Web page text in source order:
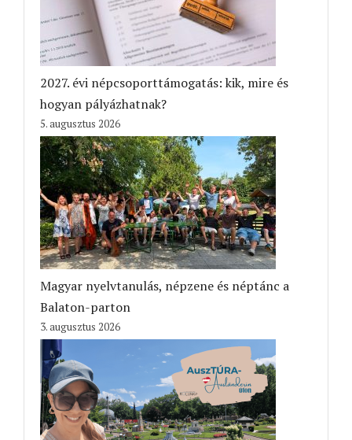
2027. évi népcsoporttámogatás: kik, mire és
hogyan pályázhatnak?
5. augusztus 2026
Magyar nyelvtanulás, népzene és néptánc a
Balaton-parton
3. augusztus 2026